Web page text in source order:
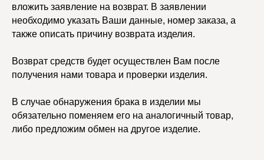
вложить заявление на возврат. В заявлении
необходимо указать Ваши данные, номер заказа, а
также описать причину возврата изделия.
Возврат средств будет осуществлен Вам после
получения нами товара и проверки изделия.
В случае обнаружения брака в изделии мы
обязательно поменяем его на аналогичный товар,
либо предложим обмен на другое изделие.
Сеты
Возврат и гарантия
Договор оферты
Политика
ПОКУПАТЕЛЯМ
Кольца
Колье
Серьги
Чокеры
Упаковка
Сертификаты